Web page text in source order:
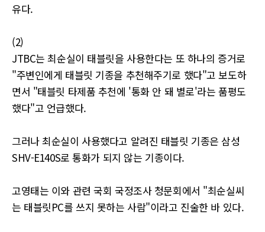
유다.
(2)
JTBC는 최순실이 태블릿을 사용한다는 또 하나의 증거로
"주변인에게 태블릿 기종을 추천해주기로 했다"고 보도하
면서 "태블릿 타제품 추천에 '통화 안 돼 별로'라는 품평도
했다"고 언급했다.
그러나 최순실이 사용했다고 알려진 태블릿 기종은 삼성
SHV-E140S로 통화가 되지 않는 기종이다.
고영태는 이와 관련 국회 국정조사 청문회에서 "최순실씨
는 태블릿PC를 쓰지 못하는 사람"이라고 진술한 바 있다.